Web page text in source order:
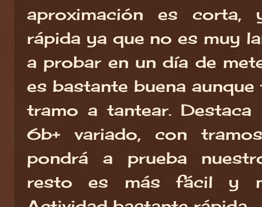
aproximación es corta,
rápida ya que no es muy
a probar en un día de
es bastante buena
tramo a tantear.
6b+ variado, con
pondrá a prueba
resto es más fácil y